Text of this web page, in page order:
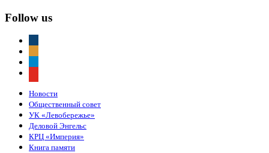
Follow us
Новости
Общественный совет
УК «Левобережье»
Деловой Энгельс
КРЦ «Империя»
Книга памяти